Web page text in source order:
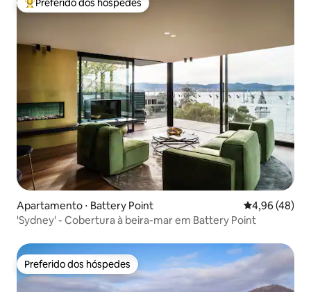
Entre os melhores preferidos dos hóspedes
Preferido dos hóspedes
Apartamento ⋅ Battery Point 4,96 de uma
4,96 (48)
'Sydney' - Cobertura à beira-mar em Battery Point
Preferido dos hóspedes
Preferido dos hóspedes